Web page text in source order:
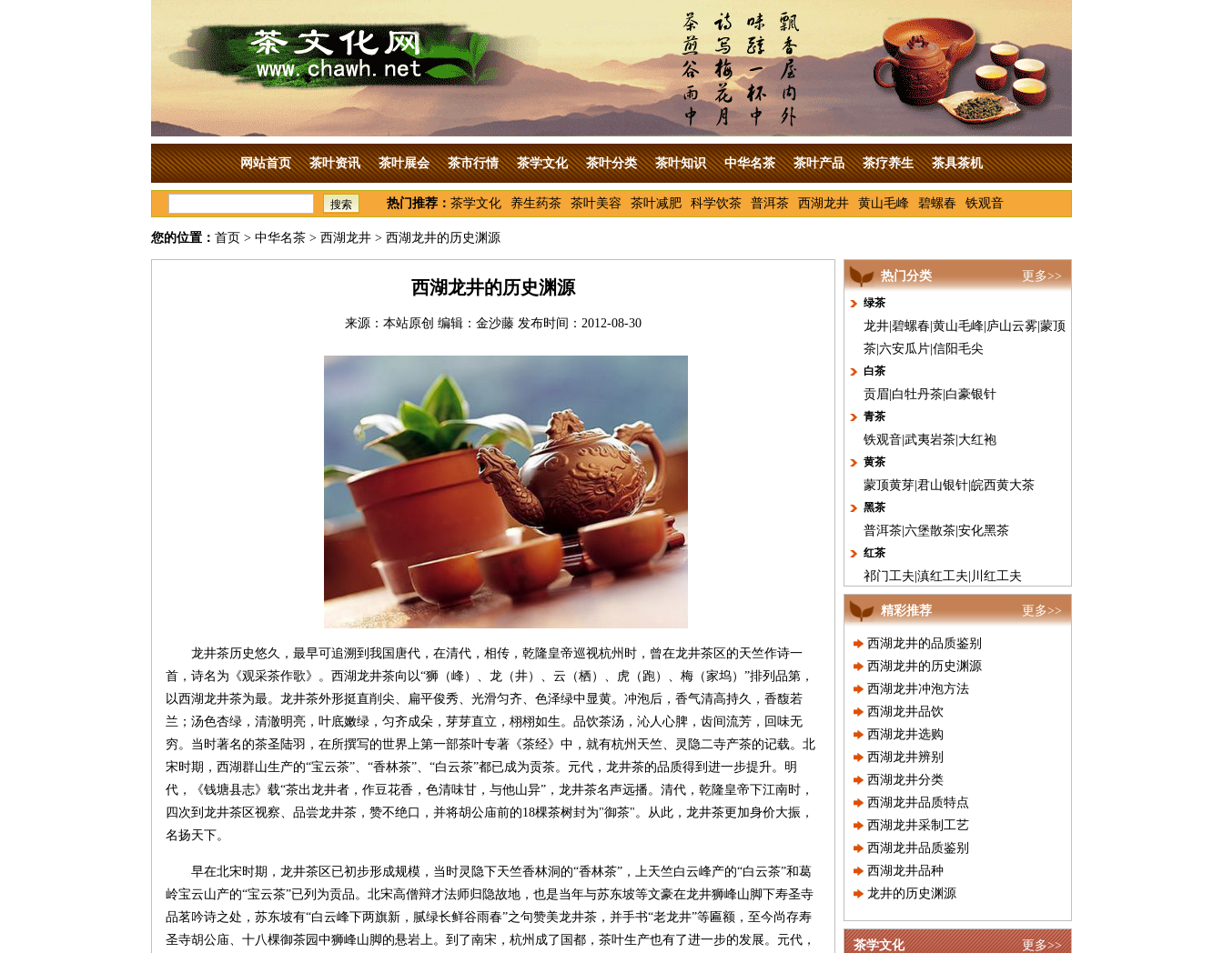
网站首页 茶叶资讯 茶叶展会 茶市行情 茶学文化 茶叶分类 茶叶知识 中华名茶 茶叶产品 茶疗养生 茶具茶机
搜索 热门推荐： 茶学文化 养生药茶 茶叶美容 茶叶减肥 科学饮茶 普洱茶 西湖龙井 黄山毛峰 碧螺春 铁观音
您的位置： 首页 > 中华名茶 > 西湖龙井 > 西湖龙井的历史渊源
西湖龙井的历史渊源
来源：本站原创 编辑：金沙藤 发布时间：2012-08-30
龙井茶历史悠久，最早可追溯到我国唐代，在清代，相传，乾隆皇帝巡视杭州时，曾在龙井茶区的天竺作诗一
首，诗名为《观采茶作歌》。西湖龙井茶向以“狮（峰）、龙（井）、云（栖）、虎（跑）、梅（家坞）”排列品第，
以西湖龙井茶为最。龙井茶外形挺直削尖、扁平俊秀、光滑匀齐、色泽绿中显黄。冲泡后，香气清高持久，香馥若
兰；汤色杏绿，清澈明亮，叶底嫩绿，匀齐成朵，芽芽直立，栩栩如生。品饮茶汤，沁人心脾，齿间流芳，回味无
穷。当时著名的茶圣陆羽，在所撰写的世界上第一部茶叶专著《茶经》中，就有杭州天竺、灵隐二寺产茶的记载。北
宋时期，西湖群山生产的“宝云茶”、“香林茶”、“白云茶”都已成为贡茶。元代，龙井茶的品质得到进一步提升。明
代，《钱塘县志》载“茶出龙井者，作豆花香，色清味甘，与他山异”，龙井茶名声远播。清代，乾隆皇帝下江南时，
四次到龙井茶区视察、品尝龙井茶，赞不绝口，并将胡公庙前的18棵茶树封为"御茶"。从此，龙井茶更加身价大振，
名扬天下。
早在北宋时期，龙井茶区已初步形成规模，当时灵隐下天竺香林洞的“香林茶”，上天竺白云峰产的“白云茶”和葛
岭宝云山产的“宝云茶”已列为贡品。北宋高僧辩才法师归隐故地，也是当年与苏东坡等文豪在龙井狮峰山脚下寿圣寺
品茗吟诗之处，苏东坡有“白云峰下两旗新，腻绿长鲜谷雨春”之句赞美龙井茶，并手书“老龙井”等匾额，至今尚存寿
圣寺胡公庙、十八棵御茶园中狮峰山脚的悬岩上。到了南宋，杭州成了国都，茶叶生产也有了进一步的发展。元代，
更多>>
热门分类
绿茶
龙井 碧螺春 黄山毛峰 庐山云雾 蒙顶
茶 六安瓜片 信阳毛尖
白茶
贡眉 白牡丹茶 白豪银针
青茶
铁观音 武夷岩茶 大红袍
黄茶
蒙顶黄芽 君山银针 皖西黄大茶
黑茶
普洱茶 六堡散茶 安化黑茶
红茶
祁门工夫 滇红工夫 川红工夫
更多>>
精彩推荐
西湖龙井的品质鉴别
西湖龙井的历史渊源
西湖龙井冲泡方法
西湖龙井品饮
西湖龙井选购
西湖龙井辨别
西湖龙井分类
西湖龙井品质特点
西湖龙井采制工艺
西湖龙井品质鉴别
西湖龙井品种
龙井的历史渊源
更多>>
茶学文化